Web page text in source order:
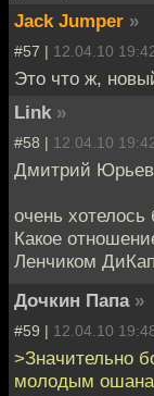
Jack Jumper »
#57 | 12.04.10
Это что ж,
Link »
#58 | 12.04.10
Дмитрий
очень
Какое
Ленчиком
Дочкин Папа »
#59 | 12.04.10
>Значительно
молодым